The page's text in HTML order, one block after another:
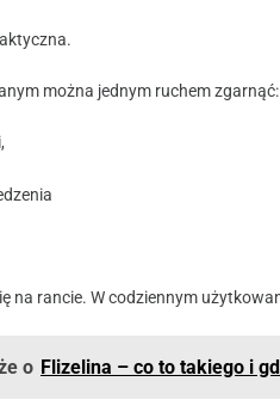
można jednym ruchem zgarnąć:
na rancie. W codziennym
o Flizelina – co to takiego i